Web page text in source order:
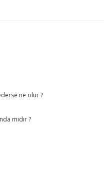
ne olur ?
mıdır ?